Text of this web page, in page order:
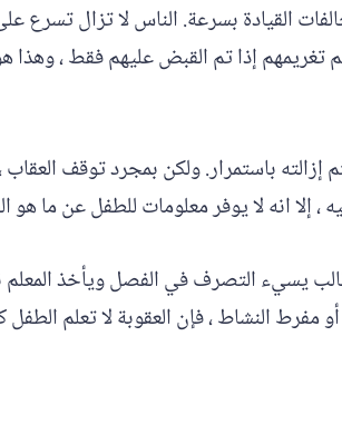
القيادة بسرعة. الناس لا تزال تسرع
إذا تم القبض عليهم فقط ، وهذا
إزالته باستمرار. ولكن بمجرد توقف
انه لا يوفر معلومات للطفل عن ما هو
يسيء التصرف في الفصل ويأخذ المعلم
مفرط النشاط ، فإن العقوبة لا تعلم